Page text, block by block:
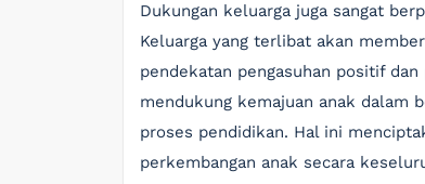
Dukungan keluarga juga sangat
Keluarga yang terlibat akan
pendekatan pengasuhan positif
mendukung kemajuan anak dalam
proses pendidikan. Hal ini
perkembangan anak secara